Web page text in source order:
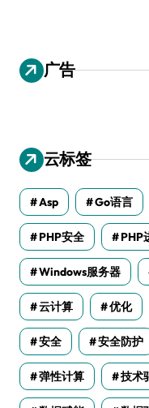
广告
云标签
Asp Go语言
PHP安全 PHP
Windows服务器
云计算 优化
安全 安全防护
弹性计算 技术